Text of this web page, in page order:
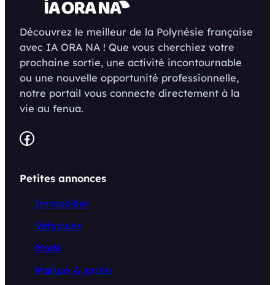
Découvrez le meilleur de la Polynésie française
avec IA ORA NA ! Que vous cherchiez votre
prochaine sortie, une activité incontournable
ou une nouvelle opportunité professionnelle,
notre portail vous connecte directement à la
vie au fenua.
Facebook
Petites annonces
Immobilier
Véhicules
Mode
Maison & jardin